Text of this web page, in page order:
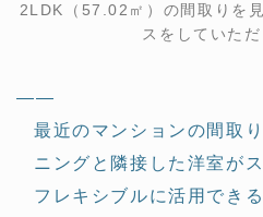
2LDK（57.02㎡）の間取りを
スをしていただ
——
最近のマンションの間取
ニングと隣接した洋室が
フレキシブルに活用でき